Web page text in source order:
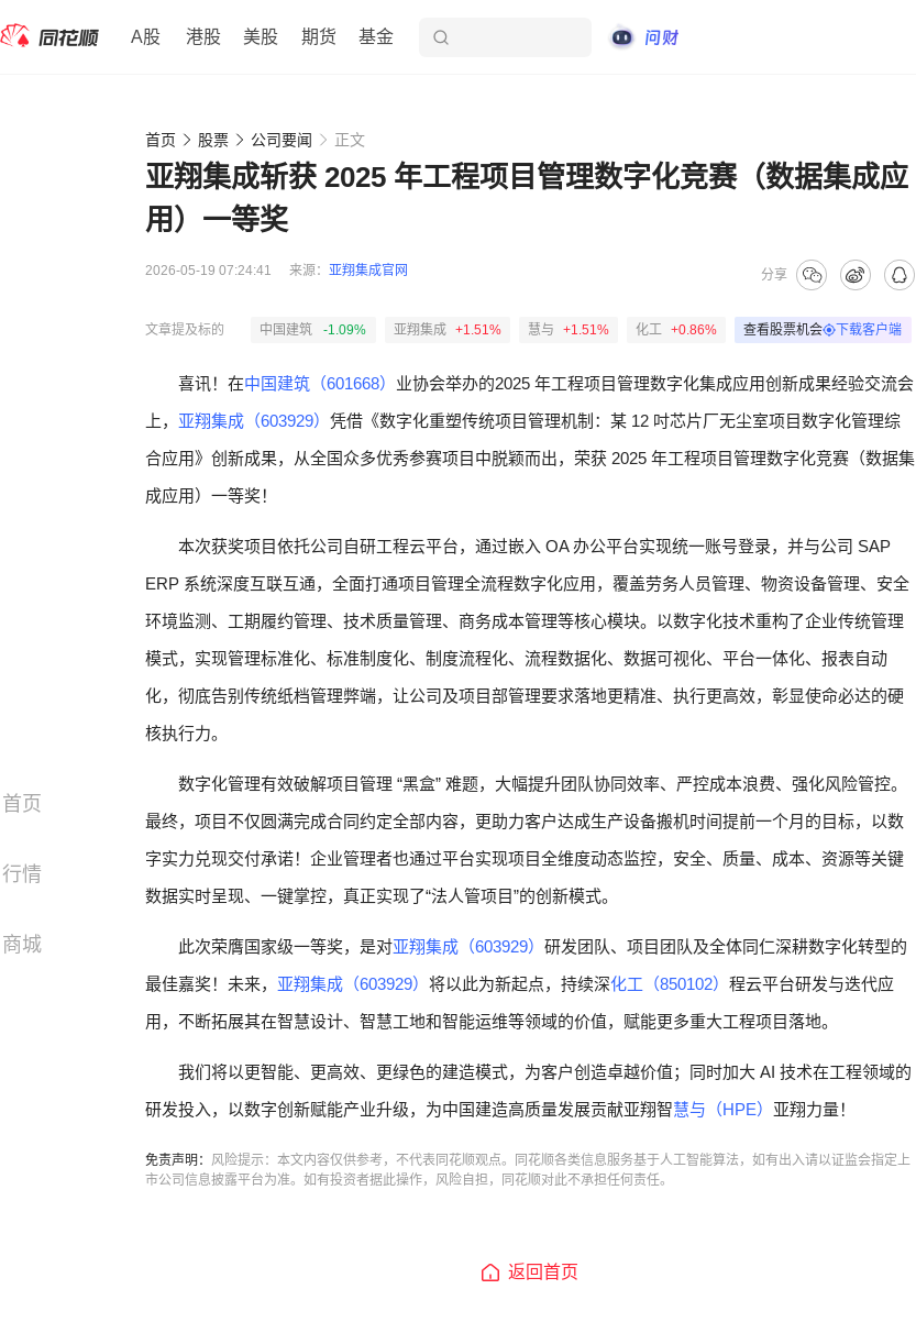
A股 港股 美股 期货 基金
首页
行情
商城
首页 股票 公司要闻 正文
亚翔集成斩获 2025 年工程项目管理数字化竞赛（数据集成应
用）一等奖
2026-05-19 07:24:41 来源： 亚翔集成官网 分享
文章提及标的 中国建筑 -1.09% 亚翔集成 +1.51% 慧与 +1.51% 化工 +0.86% 查看股票机会 下载客户端
喜讯！在中国建筑（601668） 业协会举办的2025 年工程项目管理数字化集成应用创新成果经验交流会
上， 亚翔集成（603929） 凭借《数字化重塑传统项目管理机制：某 12 吋芯片厂无尘室项目数字化管理综
合应用》创新成果，从全国众多优秀参赛项目中脱颖而出，荣获 2025 年工程项目管理数字化竞赛（数据集
成应用）一等奖！
本次获奖项目依托公司自研工程云平台，通过嵌入 OA 办公平台实现统一账号登录，并与公司 SAP
ERP 系统深度互联互通，全面打通项目管理全流程数字化应用，覆盖劳务人员管理、物资设备管理、安全
环境监测、工期履约管理、技术质量管理、商务成本管理等核心模块。以数字化技术重构了企业传统管理
模式，实现管理标准化、标准制度化、制度流程化、流程数据化、数据可视化、平台一体化、报表自动
化，彻底告别传统纸档管理弊端，让公司及项目部管理要求落地更精准、执行更高效，彰显使命必达的硬
核执行力。
数字化管理有效破解项目管理 “黑盒” 难题，大幅提升团队协同效率、严控成本浪费、强化风险管控。
最终，项目不仅圆满完成合同约定全部内容，更助力客户达成生产设备搬机时间提前一个月的目标，以数
字实力兑现交付承诺！企业管理者也通过平台实现项目全维度动态监控，安全、质量、成本、资源等关键
数据实时呈现、一键掌控，真正实现了“法人管项目”的创新模式。
此次荣膺国家级一等奖，是对亚翔集成（603929） 研发团队、项目团队及全体同仁深耕数字化转型的
最佳嘉奖！未来， 亚翔集成（603929） 将以此为新起点，持续深化工（850102） 程云平台研发与迭代应
用，不断拓展其在智慧设计、智慧工地和智能运维等领域的价值，赋能更多重大工程项目落地。
我们将以更智能、更高效、更绿色的建造模式，为客户创造卓越价值；同时加大 AI 技术在工程领域的
研发投入，以数字创新赋能产业升级，为中国建造高质量发展贡献亚翔智慧与（HPE） 亚翔力量！
免责声明： 风险提示：本文内容仅供参考，不代表同花顺观点。同花顺各类信息服务基于人工智能算法，如有出入请以证监会指定上
市公司信息披露平台为准。如有投资者据此操作，风险自担，同花顺对此不承担任何责任。
返回首页